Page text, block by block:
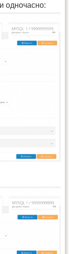
одночасно: